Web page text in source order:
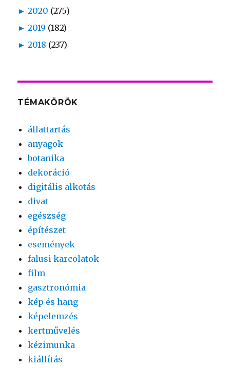
► 2020 (275)
► 2019 (182)
► 2018 (237)
TÉMAKÖRÖK
állattartás
anyagok
botanika
dekoráció
digitális alkotás
divat
egészség
építészet
események
falusi karcolatok
film
gasztronómia
kép és hang
képelemzés
kertművelés
kézimunka
kiállítás